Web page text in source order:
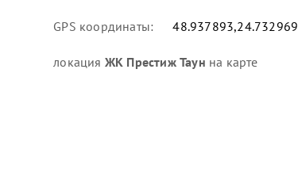
GPS координаты: 48.937893,24.732969
локация ЖК Престиж Таун на карте